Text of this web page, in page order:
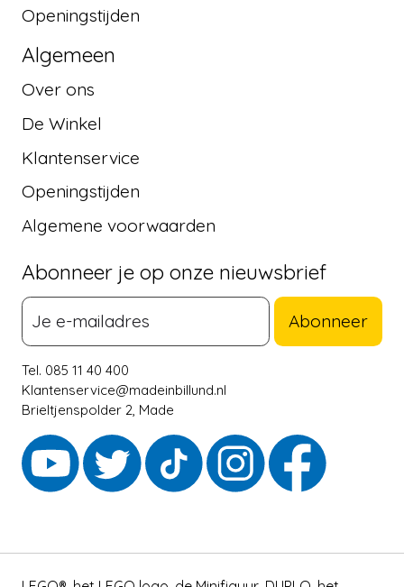
Openingstijden
Algemeen
Over ons
De Winkel
Klantenservice
Openingstijden
Algemene voorwaarden
Abonneer je op onze nieuwsbrief
Abonneer
Tel. 085 11 40 400
Klantenservice@madeinbillund.nl
Brieltjenspolder 2, Made